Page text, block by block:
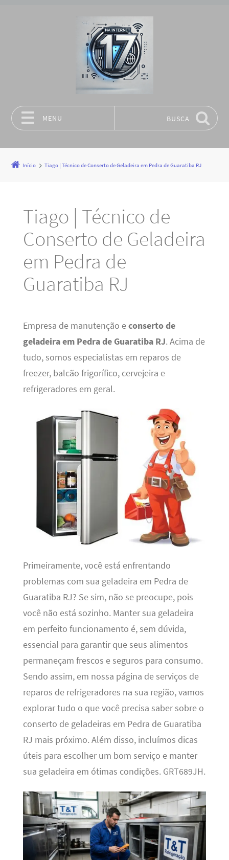
MENU BUSCA
Início Tiago | Técnico de Conserto de Geladeira em Pedra de Guaratiba RJ
Tiago | Técnico de
Conserto de Geladeira
em Pedra de
Guaratiba RJ
Empresa de manutenção econserto de
geladeira em Pedra de Guaratiba RJ. Acima de
tudo, somos especialistas em reparos de
freezer, balcão frigorífico, cervejeira e
refrigeradores em geral.
Primeiramente, você está enfrentando
problemas com sua geladeira em Pedra de
Guaratiba RJ? Se sim, não se preocupe, pois
você não está sozinho. Manter sua geladeira
em perfeito funcionamento é, sem dúvida,
essencial para garantir que seus alimentos
permaneçam frescos e seguros para consumo.
Sendo assim, em nossa página de serviços de
reparos de refrigeradores na sua região, vamos
explorar tudo o que você precisa saber sobre o
conserto de geladeiras em Pedra de Guaratiba
RJ mais próximo. Além disso, incluímos dicas
úteis para escolher um bom serviço e manter
sua geladeira em ótimas condições. GRT689JH.